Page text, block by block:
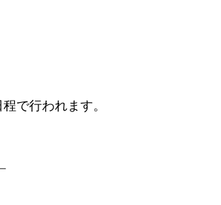
で行われます。